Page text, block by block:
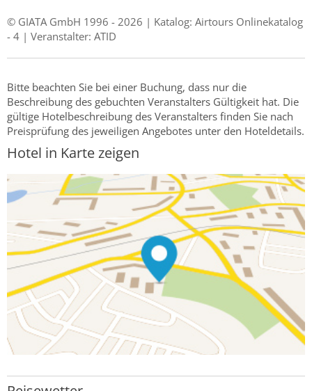
© GIATA GmbH 1996 - 2026 | Katalog: Airtours Onlinekatalog
- 4 | Veranstalter: ATID
Bitte beachten Sie bei einer Buchung, dass nur die
Beschreibung des gebuchten Veranstalters Gültigkeit hat. Die
gültige Hotelbeschreibung des Veranstalters finden Sie nach
Preisprüfung des jeweiligen Angebotes unter den Hoteldetails.
Hotel in Karte zeigen